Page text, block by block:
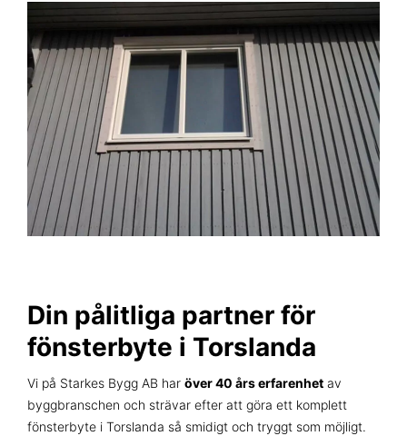
Din pålitliga partner för
fönsterbyte i Torslanda
Vi på Starkes Bygg AB har över 40 års erfarenhet av
byggbranschen och strävar efter att göra ett komplett
fönsterbyte i Torslanda så smidigt och tryggt som möjligt.